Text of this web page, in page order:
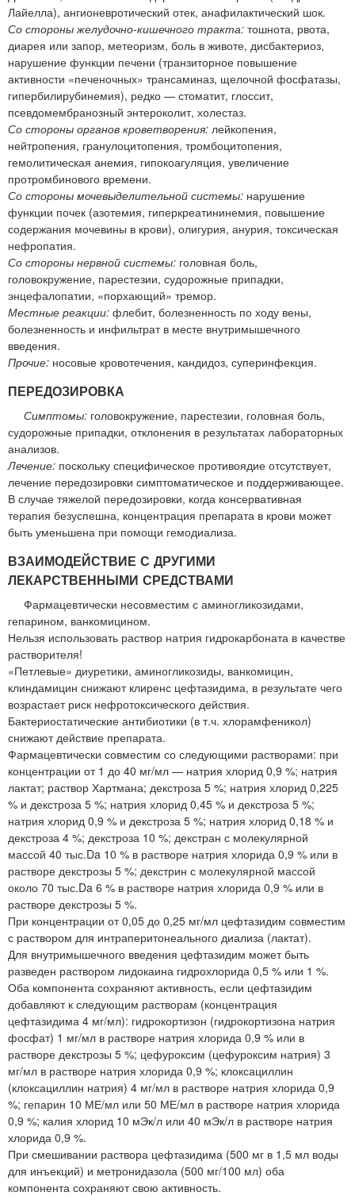
Лайелла), ангионевротический отек, анафилактический шок.
Со стороны желудочно-кишечного тракта: тошнота, рвота,
диарея или запор, метеоризм, боль в животе, дисбактериоз,
нарушение функции печени (транзиторное повышение
активности «печеночных» трансаминаз, щелочной фосфатазы,
гипербилирубинемия), редко — стоматит, глоссит,
псевдомембранозный энтероколит, холестаз.
Со стороны органов кроветворения: лейкопения,
нейтропения, гранулоцитопения, тромбоцитопения,
гемолитическая анемия, гипокоагуляция, увеличение
протромбинового времени.
Со стороны мочевыделительной системы: нарушение
функции почек (азотемия, гиперкреатининемия, повышение
содержания мочевины в крови), олигурия, анурия, токсическая
нефропатия.
Со стороны нервной системы: головная боль,
головокружение, парестезии, судорожные припадки,
энцефалопатии, «порхающий» тремор.
Местные реакции: флебит, болезненность по ходу вены,
болезненность и инфильтрат в месте внутримышечного
введения.
Прочие: носовые кровотечения, кандидоз, суперинфекция.
ПЕРЕДОЗИРОВКА
Симптомы: головокружение, парестезии, головная боль,
судорожные припадки, отклонения в результатах лабораторных
анализов.
Лечение: поскольку специфическое противоядие отсутствует,
лечение передозировки симптоматическое и поддерживающее.
В случае тяжелой передозировки, когда консервативная
терапия безуспешна, концентрация препарата в крови может
быть уменьшена при помощи гемодиализа.
ВЗАИМОДЕЙСТВИЕ С ДРУГИМИ
ЛЕКАРСТВЕННЫМИ СРЕДСТВАМИ
Фармацевтически несовместим с аминогликозидами,
гепарином, ванкомицином.
Нельзя использовать раствор натрия гидрокарбоната в качестве
растворителя!
«Петлевые» диуретики, аминогликозиды, ванкомицин,
клиндамицин снижают клиренс цефтазидима, в результате чего
возрастает риск нефротоксического действия.
Бактериостатические антибиотики (в т.ч. хлорамфеникол)
снижают действие препарата.
Фармацевтически совместим со следующими растворами: при
концентрации от 1 до 40 мг/мл — натрия хлорид 0,9 %; натрия
лактат; раствор Хартмана; декстроза 5 %; натрия хлорид 0,225
% и декстроза 5 %; натрия хлорид 0,45 % и декстроза 5 %;
натрия хлорид 0,9 % и декстроза 5 %; натрия хлорид 0,18 % и
декстроза 4 %; декстроза 10 %; декстран с молекулярной
массой 40 тыс.Da 10 % в растворе натрия хлорида 0,9 % или в
растворе декстрозы 5 %; декстрин с молекулярной массой
около 70 тыс.Da 6 % в растворе натрия хлорида 0,9 % или в
растворе декстрозы 5 %.
При концентрации от 0,05 до 0,25 мг/мл цефтазидим совместим
с раствором для интраперитонеального диализа (лактат).
Для внутримышечного введения цефтазидим может быть
разведен раствором лидокаина гидрохлорида 0,5 % или 1 %.
Оба компонента сохраняют активность, если цефтазидим
добавляют к следующим растворам (концентрация
цефтазидима 4 мг/мл): гидрокортизон (гидрокортизона натрия
фосфат) 1 мг/мл в растворе натрия хлорида 0,9 % или в
растворе декстрозы 5 %; цефуроксим (цефуроксим натрия) 3
мг/мл в растворе натрия хлорида 0,9 %; клоксациллин
(клоксациллин натрия) 4 мг/мл в растворе натрия хлорида 0,9
%; гепарин 10 МЕ/мл или 50 МЕ/мл в растворе натрия хлорида
0,9 %; калия хлорид 10 мЭк/л или 40 мЭк/л в растворе натрия
хлорида 0,9 %.
При смешивании раствора цефтазидима (500 мг в 1,5 мл воды
для инъекций) и метронидазола (500 мг/100 мл) оба
компонента сохраняют свою активность.